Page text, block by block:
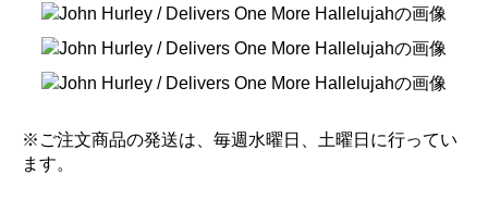
※ご注文商品の発送は、毎週水曜日、土曜日に行ってい
ます。